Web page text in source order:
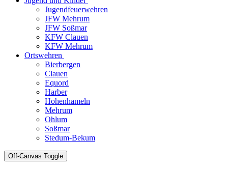
Jugendfeuerwehren
JFW Mehrum
JFW Soßmar
KFW Clauen
KFW Mehrum
Ortswehren
Bierbergen
Clauen
Equord
Harber
Hohenhameln
Mehrum
Ohlum
Soßmar
Stedum-Bekum
Off-Canvas Toggle